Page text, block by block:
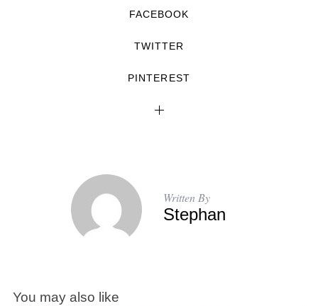
FACEBOOK
TWITTER
PINTEREST
Written By
Stephan
You may also like